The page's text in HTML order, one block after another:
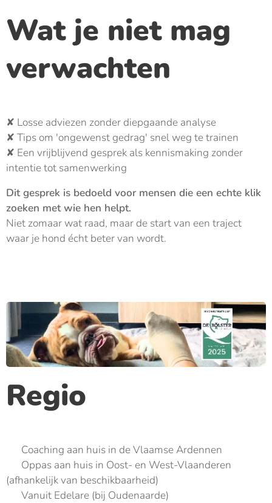
Wat je niet mag
verwachten
✘ Losse adviezen zonder diepgaande analyse
✘ Tips om 'ongewenst gedrag' snel weg te trainen
✘ Een vrijblijvend gesprek als kennismaking zonder
intentie tot samenwerking
Dit gesprek is bedoeld voor mensen die een echte klik
zoeken met wie hen helpt.
Niet zomaar wat raad, maar de start van een traject
waar je hond écht beter van wordt.
Regio
🟡 Coaching aan huis in de Vlaamse Ardennen
🟡 Oppas aan huis in Oost- en West-Vlaanderen
(afhankelijk van beschikbaarheid)
📬 Vanuit Edelare (bij Oudenaarde)